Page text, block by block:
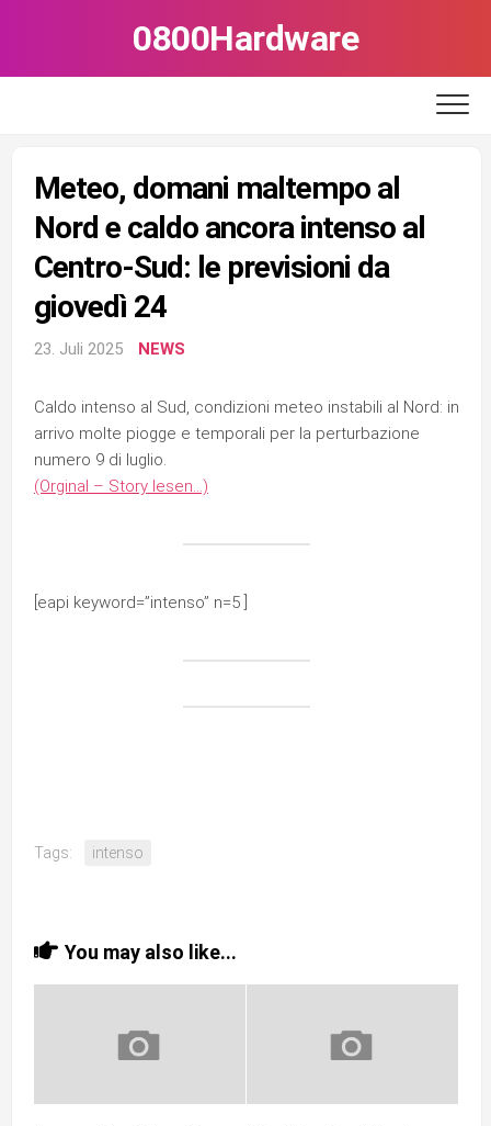
0800Hardware
Meteo, domani maltempo al
Nord e caldo ancora intenso al
Centro-Sud: le previsioni da
giovedì 24
23. Juli 2025 NEWS
Caldo intenso al Sud, condizioni meteo instabili al Nord: in
arrivo molte piogge e temporali per la perturbazione
numero 9 di luglio.
(Orginal – Story lesen…)
[eapi keyword=”intenso” n=5 ]
Tags: intenso
You may also like...